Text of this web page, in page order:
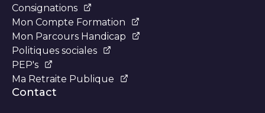
Consignations
Mon Compte Formation
Mon Parcours Handicap
Politiques sociales
PEP's
Ma Retraite Publique
Contact